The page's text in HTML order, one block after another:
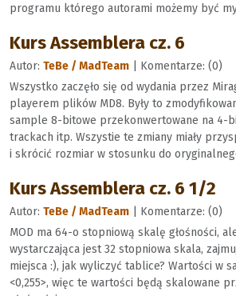
programu którego autorami możemy być
Kurs Assemblera cz. 6
Autor: TeBe / MadTeam | Komentarze: (0)
Wszystko zaczęło się od wydania przez
playerem plików MD8. Były to
sample 8-bitowe przekonwertowane na 4-
trackach itp. Wszystie te zmiany miały
i skrócić rozmiar w stosunku do
Kurs Assemblera cz. 6 1/2
Autor: TeBe / MadTeam | Komentarze: (0)
MOD ma 64-o stopniową skalę głośności,
wystarczająca jest 32 stopniowa skala,
miejsca :), jak wyliczyć tablice? Wartości w
<0,255>, więc te wartości będą skalowane